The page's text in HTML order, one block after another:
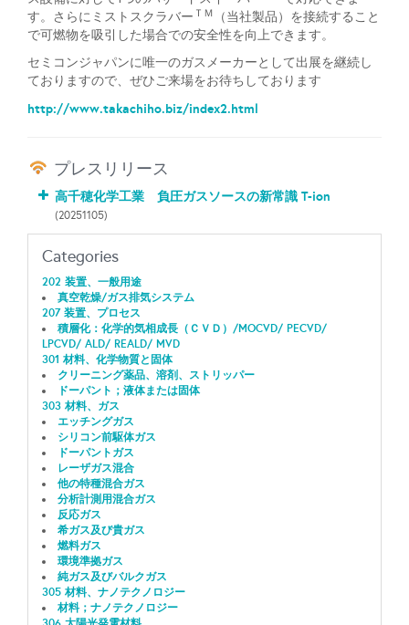
す。さらにミストスクラバー ＴＭ
（当社製品）を接続すること
で可燃物を吸引した場合での安全性を向上できます。
セミコンジャパンに唯一のガスメーカーとして出展を継続し
ておりますので、ぜひご来場をお待ちしております
http://www.takachiho.biz/index2.html
プレスリリース
高千穂化学工業 負圧ガスソースの新常識 T-ion
(20251105)
Categories
202 装置、一般用途
真空乾燥/ガス排気システム
207 装置、プロセス
積層化：化学的気相成長（ＣＶＤ）/MOCVD/ PECVD/
LPCVD/ ALD/ REALD/ MVD
301 材料、化学物質と固体
クリーニング薬品、溶剤、ストリッパー
ドーパント；液体または固体
303 材料、ガス
エッチングガス
シリコン前駆体ガス
ドーパントガス
レーザガス混合
他の特種混合ガス
分析計測用混合ガス
反応ガス
希ガス及び貴ガス
燃料ガス
環境準拠ガス
純ガス及びバルクガス
305 材料、ナノテクノロジー
材料；ナノテクノロジー